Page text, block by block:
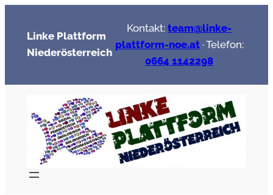
springen
Linke Plattform
Niederösterreich
Kontakt: team@linke-
plattform-noe.at· Telefon:
0664 1142298